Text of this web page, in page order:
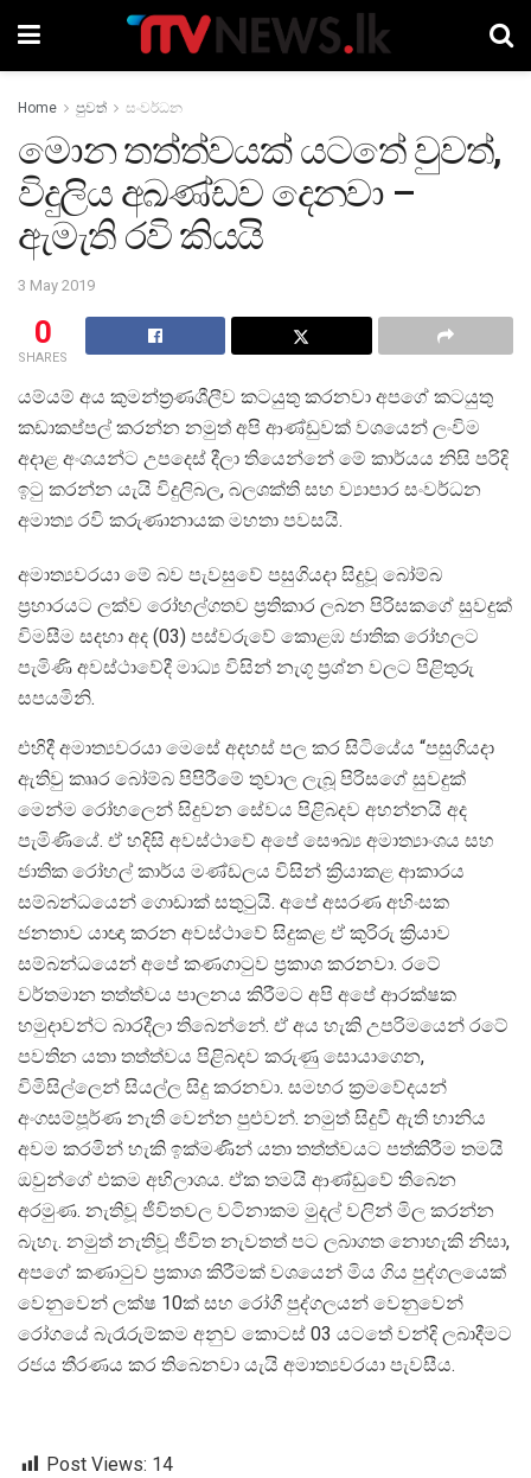
Home පුවත් සංවර්ධන
මොන තත්ත්වයක් යටතේ වුවත්,
විදුලිය අඛණ්ඩව දෙනවා –
ඇමැති රවි කියයි
3 May 2019
0
SHARES
යම්යම් අය කුමන්ත්‍රණශීලීව කටයුතු කරනවා අපගේ කටයුතු
කඩාකප්පල් කරන්න නමුත් අපි ආණ්ඩුවක් වශයෙන් ලංවිම
අදාළ අංශයන්ට උපදෙස් දීලා තියෙන්නේ මේ කාර්යය නිසි පරිදි
ඉටු කරන්න යැයි විදුලිබල, බලශක්ති සහ ව්‍යාපාර සංවර්ධන
අමාත්‍ය රවි කරුණානායක මහතා පවසයි.
අමාත්‍යවරයා මේ බව පැවසුවේ පසුගියදා සිදුවූ බෝම්බ
ප්‍රහාරයට ලක්ව රෝහල්ගතව ප්‍රතිකාර ලබන පිරිසකගේ සුවදුක්
විමසීම සදහා අද (03) පස්වරුවේ කොළඹ ජාතික රෝහලට
පැමිණි අවස්ථාවේදී මාධ්‍ය විසින් නැගූ ප්‍රශ්න වලට පිළිතුරු
සපයමිනි.
එහිදී අමාත්‍යවරයා මෙසේ අදහස් පල කර සිටියේය “පසුගියදා
ඇතිවු කෲර බෝම්බ පිපිරීමේ තුවාල ලැබූ පිරිසගේ සුවදුක්
මෙන්ම රෝහලෙන් සිදුවන සේවය පිළිබදව අහන්නයි අද
පැමිණියේ. ඒ හදිසි අවස්ථාවේ අපේ සෞඛ්‍ය අමාත්‍යාංශය සහ
ජාතික රෝහල් කාර්ය මණ්ඩලය විසින් ක්‍රියාකළ ආකාරය
සම්බන්ධයෙන් ගොඩාක් සතුටුයි. අපේ අසරණ අහිංසක
ජනතාව යාඥා කරන අවස්ථාවේ සිදුකළ ඒ කුරිරු ක්‍රියාව
සම්බන්ධයෙන් අපේ කණගාටුව ප්‍රකාශ කරනවා. රටේ
වර්තමාන තත්ත්වය පාලනය කිරීමට අපි අපේ ආරක්ෂක
හමුදාවන්ට බාරදීලා තිබෙන්නේ. ඒ අය හැකි උපරිමයෙන් රටේ
පවතින යතා තත්ත්වය පිළිබදව කරුණු සොයාගෙන,
විමිසිල්ලෙන් සියල්ල සිදු කරනවා. සමහර ක්‍රමවේදයන්
අංගසම්පූර්ණ නැති වෙන්න පුළුවන්. නමුත් සිදුවී ඇති හානිය
අවම කරමින් හැකි ඉක්මණින් යතා තත්ත්වයට පත්කිරීම තමයි
ඔවුන්ගේ එකම අභිලාශය. ඒක තමයි ආණ්ඩුවේ තිබෙන
අරමුණ. නැතිවූ ජීවිතවල වටිනාකම මුදල් වලින් මිල කරන්න
බැහැ. නමුත් නැතිවූ ජීවිත නැවතත් පට ලබාගත නොහැකි නිසා,
අපගේ කණාටුව ප්‍රකාශ කිරීමක් වශයෙන් මිය ගිය පුද්ගලයෙක්
වෙනුවෙන් ලක්ෂ 10ක් සහ රෝගී පුද්ගලයන් වෙනුවෙන්
රෝගයේ බැරෑරුම්කම අනුව කොටස් 03 යටතේ වන්දි ලබාදීමට
රජය තීරණය කර තිබෙනවා යැයි අමාත්‍යවරයා පැවසීය.
Post Views: 14